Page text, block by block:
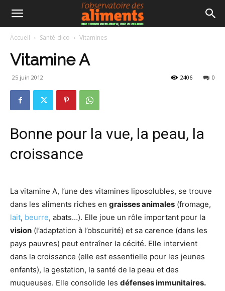
Accueil Santé-dico Vitamines
Vitamine A
25 juin 2012 0
2406
Bonne pour la vue, la peau, la
croissance
La vitamine A, l’une des vitamines liposolubles, se trouve
dans les aliments riches en graisses animales (fromage,
lait, beurre, abats…). Elle joue un rôle important pour la
vision (l’adaptation à l’obscurité) et sa carence (dans les
pays pauvres) peut entraîner la cécité. Elle intervient
dans la croissance (elle est essentielle pour les jeunes
enfants), la gestation, la santé de la peau et des
muqueuses. Elle consolide les défenses immunitaires.